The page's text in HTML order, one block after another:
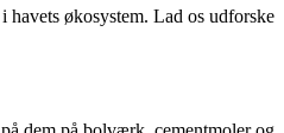
økosystem. Lad os udforske